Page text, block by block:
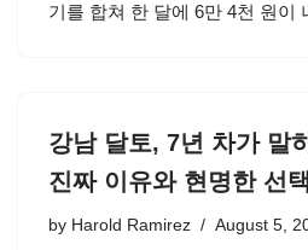
기를 합쳐 한 달에 6만 4천 원이
강남 달토, 7년 차가 말
진짜 이유와 현명한 선
by Harold Ramirez August 5,